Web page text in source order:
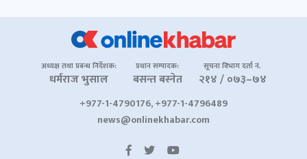
अध्यक्ष तथा प्रबन्ध निर्देशक:
धर्मराज भुसाल
प्रधान सम्पादक:
बसन्त बस्नेत
सूचना विभाग दर्ता नं.
२१४ / ०७३–७४
+977-1-4790176, +977-1-4796489
news@onlinekhabar.com